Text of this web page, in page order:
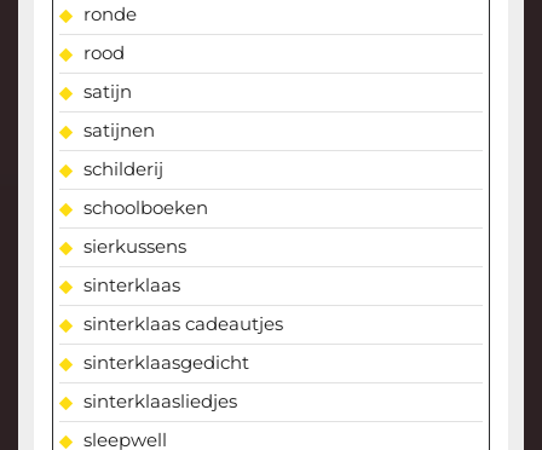
ronde
rood
satijn
satijnen
schilderij
schoolboeken
sierkussens
sinterklaas
sinterklaas cadeautjes
sinterklaasgedicht
sinterklaasliedjes
sleepwell